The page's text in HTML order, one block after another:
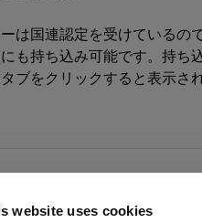
website uses cookies
は国連認定を受けているの
も持ち込み可能です。持ち
ブをクリックすると表示され